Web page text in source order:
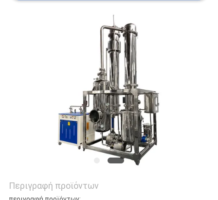
Περιγραφή προϊόντων